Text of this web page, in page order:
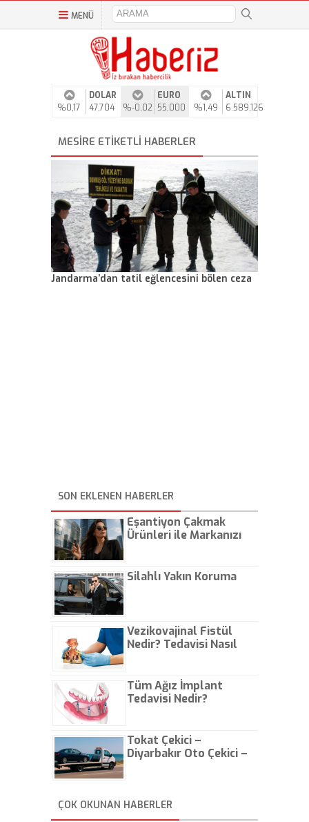
MENÜ
%0,17
DOLAR
47,704
%-0,02
EURO
55,000
%1,49
ALTIN
6.589,126
MESIRE ETIKETLI HABERLER
Jandarma’dan tatil eğlencesini bölen ceza
SON EKLENEN HABERLER
Eşantiyon Çakmak
Ürünleri ile Markanızı
Silahlı Yakın Koruma
Vezikovajinal Fistül
Nedir? Tedavisi Nasıl
Tüm Ağız İmplant
Tedavisi Nedir?
Tokat Çekici –
Diyarbakır Oto Çekici –
ÇOK OKUNAN HABERLER